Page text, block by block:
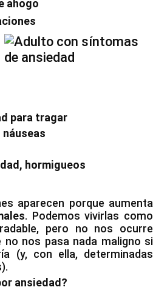
ahogo
para tragar
hormigueos
aparecen porque aumenta
. Podemos vivirlas como
pero no nos ocurre
no nos pasa nada maligno si
(y, con ella, determinadas
ansiedad?